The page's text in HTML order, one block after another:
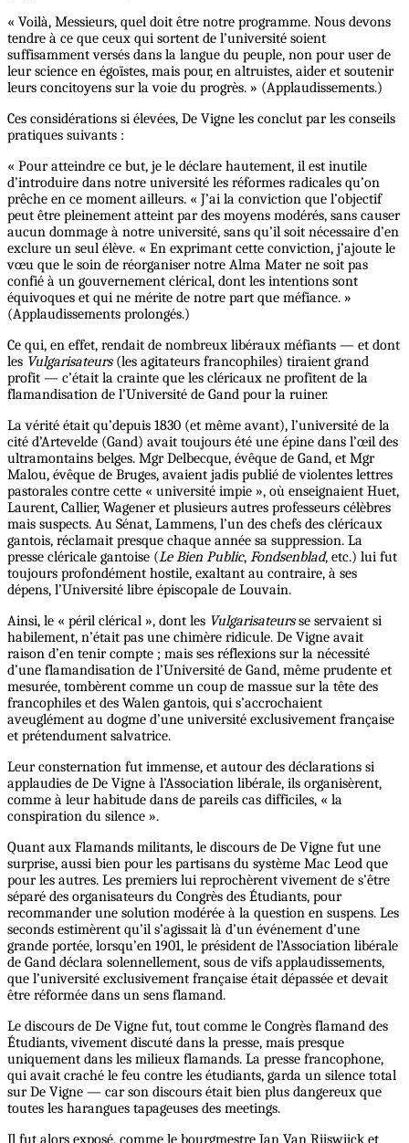
« Voilà, Messieurs, quel doit être notre programme. Nous devons
tendre à ce que ceux qui sortent de l’université soient
suffisamment versés dans la langue du peuple, non pour user de
leur science en égoïstes, mais pour, en altruistes, aider et soutenir
leurs concitoyens sur la voie du progrès. » (Applaudissements.)
Ces considérations si élevées, De Vigne les conclut par les conseils
pratiques suivants :
« Pour atteindre ce but, je le déclare hautement, il est inutile
d’introduire dans notre université les réformes radicales qu’on
prêche en ce moment ailleurs. « J’ai la conviction que l’objectif
peut être pleinement atteint par des moyens modérés, sans causer
aucun dommage à notre université, sans qu’il soit nécessaire d’en
exclure un seul élève. « En exprimant cette conviction, j’ajoute le
vœu que le soin de réorganiser notre Alma Mater ne soit pas
confié à un gouvernement clérical, dont les intentions sont
équivoques et qui ne mérite de notre part que méfiance. »
(Applaudissements prolongés.)
Ce qui, en effet, rendait de nombreux libéraux méfiants — et dont
les Vulgarisateurs(les agitateurs francophiles) tiraient grand
profit — c’était la crainte que les cléricaux ne profitent de la
flamandisation de l’Université de Gand pour la ruiner.
La vérité était qu’depuis 1830 (et même avant), l’université de la
cité d’Artevelde (Gand) avait toujours été une épine dans l’œil des
ultramontains belges. Mgr Delbecque, évêque de Gand, et Mgr
Malou, évêque de Bruges, avaient jadis publié de violentes lettres
pastorales contre cette « université impie », où enseignaient Huet,
Laurent, Callier, Wagener et plusieurs autres professeurs célèbres
mais suspects. Au Sénat, Lammens, l’un des chefs des cléricaux
gantois, réclamait presque chaque année sa suppression. La
presse cléricale gantoise (Le Bien Public, Fondsenblad, etc.) lui fut
toujours profondément hostile, exaltant au contraire, à ses
dépens, l’Université libre épiscopale de Louvain.
Ainsi, le « péril clérical », dont les Vulgarisateursse servaient si
habilement, n’était pas une chimère ridicule. De Vigne avait
raison d’en tenir compte ; mais ses réflexions sur la nécessité
d’une flamandisation de l’Université de Gand, même prudente et
mesurée, tombèrent comme un coup de massue sur la tête des
francophiles et des Walen gantois, qui s’accrochaient
aveuglément au dogme d’une université exclusivement française
et prétendument salvatrice.
Leur consternation fut immense, et autour des déclarations si
applaudies de De Vigne à l’Association libérale, ils organisèrent,
comme à leur habitude dans de pareils cas difficiles, « la
conspiration du silence ».
Quant aux Flamands militants, le discours de De Vigne fut une
surprise, aussi bien pour les partisans du système Mac Leod que
pour les autres. Les premiers lui reprochèrent vivement de s’être
séparé des organisateurs du Congrès des Étudiants, pour
recommander une solution modérée à la question en suspens. Les
seconds estimèrent qu’il s’agissait là d’un événement d’une
grande portée, lorsqu’en 1901, le président de l’Association libérale
de Gand déclara solennellement, sous de vifs applaudissements,
que l’université exclusivement française était dépassée et devait
être réformée dans un sens flamand.
Le discours de De Vigne fut, tout comme le Congrès flamand des
Étudiants, vivement discuté dans la presse, mais presque
uniquement dans les milieux flamands. La presse francophone,
qui avait craché le feu contre les étudiants, garda un silence total
sur De Vigne — car son discours était bien plus dangereux que
toutes les harangues tapageuses des meetings.
Il fut alors exposé, comme le bourgmestre Jan Van Rijswijck et